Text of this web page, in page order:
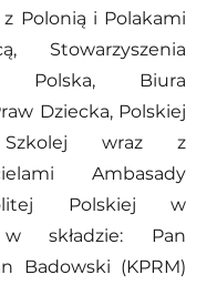
z Polonią i Polakami
Stowarzyszenia
Polska, Biura
Dziecka, Polskiej
Szkolej wraz z
Ambasady
Polskiej w
składzie: Pan
Badowski (KPRM)